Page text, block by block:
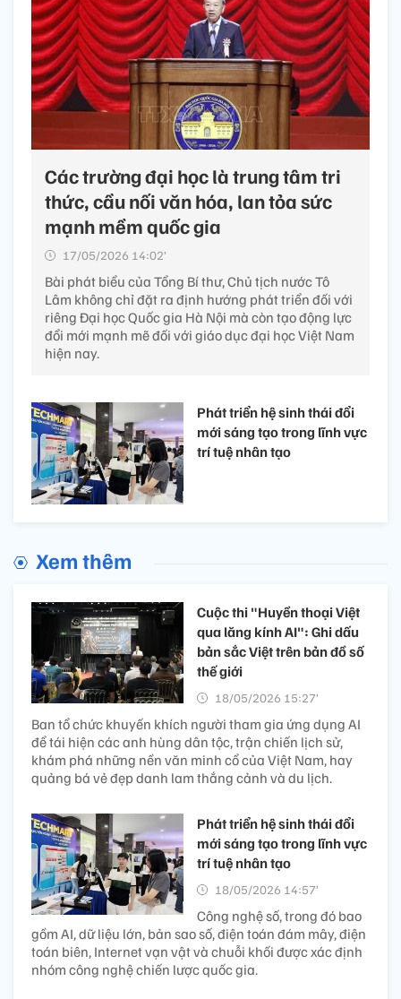
Các trường đại học là trung tâm tri
thức, cầu nối văn hóa, lan tỏa sức
mạnh mềm quốc gia
17/05/2026 14:02’
Bài phát biểu của Tổng Bí thư, Chủ tịch nước Tô
Lâm không chỉ đặt ra định hướng phát triển đối với
riêng Đại học Quốc gia Hà Nội mà còn tạo động lực
đổi mới mạnh mẽ đối với giáo dục đại học Việt Nam
hiện nay.
Phát triển hệ sinh thái đổi
mới sáng tạo trong lĩnh vực
trí tuệ nhân tạo
Xem thêm
Cuộc thi "Huyền thoại Việt
qua lăng kính AI": Ghi dấu
bản sắc Việt trên bản đồ số
thế giới
18/05/2026 15:27’
Ban tổ chức khuyến khích người tham gia ứng dụng AI
để tái hiện các anh hùng dân tộc, trận chiến lịch sử,
khám phá những nền văn minh cổ của Việt Nam, hay
quảng bá vẻ đẹp danh lam thắng cảnh và du lịch.
Phát triển hệ sinh thái đổi
mới sáng tạo trong lĩnh vực
trí tuệ nhân tạo
18/05/2026 14:57’
Công nghệ số, trong đó bao
gồm AI, dữ liệu lớn, bản sao số, điện toán đám mây, điện
toán biên, Internet vạn vật và chuỗi khối được xác định
nhóm công nghệ chiến lược quốc gia.